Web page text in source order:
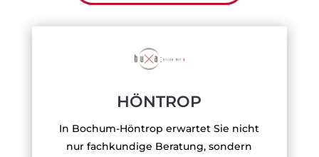
HÖNTROP
In Bochum-Höntrop erwartet Sie nicht
nur fachkundige Beratung, sondern